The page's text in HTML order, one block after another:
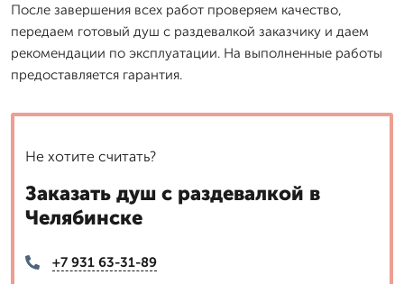
После завершения всех работ проверяем качество,
передаем готовый душ с раздевалкой заказчику и даем
рекомендации по эксплуатации. На выполненные работы
предоставляется гарантия.
Не хотите считать?
Заказать душ с раздевалкой в
Челябинске
+7 931 63-31-89